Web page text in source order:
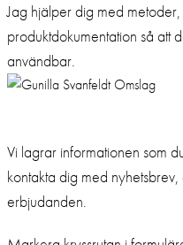
Jag hjälper dig med
produktdokumentation så att
användbar.
Vi lagrar informationen som
kontakta dig med
erbjudanden.